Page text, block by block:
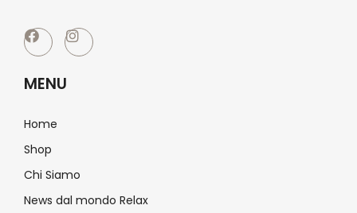
MENU
Home
Shop
Chi Siamo
News dal mondo Relax